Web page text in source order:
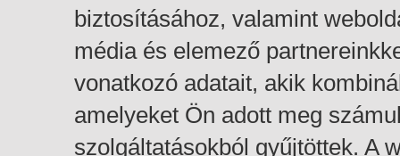
biztosításához, valamint
média és elemező
vonatkozó adatait, akik
amelyeket Ön adott meg
szolgáltatásokból gyűjtöttek. A